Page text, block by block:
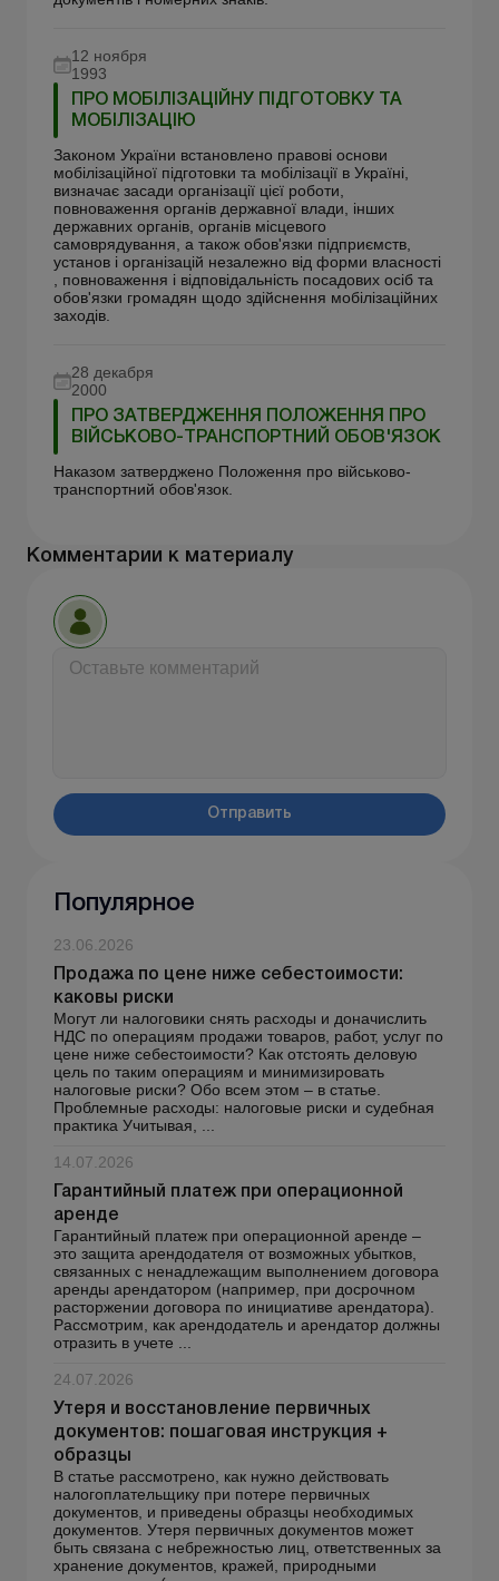
12 ноября
1993
ПРО МОБІЛІЗАЦІЙНУ ПІДГОТОВКУ ТА
МОБІЛІЗАЦІЮ
Законом України встановлено правові основи
мобілізаційної підготовки та мобілізації в Україні,
визначає засади організації цієї роботи,
повноваження органів державної влади, інших
державних органів, органів місцевого
самоврядування, а також обов'язки підприємств,
установ і організацій незалежно від форми власності
, повноваження і відповідальність посадових осіб та
обов'язки громадян щодо здійснення мобілізаційних
заходів.
28 декабря
2000
ПРО ЗАТВЕРДЖЕННЯ ПОЛОЖЕННЯ ПРО
ВІЙСЬКОВО-ТРАНСПОРТНИЙ ОБОВ'ЯЗОК
Наказом затверджено Положення про військово-
транспортний обов'язок.
Комментарии к материалу
Отправить
Популярное
23.06.2026
Продажа по цене ниже себестоимости:
каковы риски
Могут ли налоговики снять расходы и доначислить
НДС по операциям продажи товаров, работ, услуг по
цене ниже себестоимости? Как отстоять деловую
цель по таким операциям и минимизировать
налоговые риски? Обо всем этом – в статье.
Проблемные расходы: налоговые риски и судебная
практика Учитывая, ...
14.07.2026
Гарантийный платеж при операционной
аренде
Гарантийный платеж при операционной аренде –
это защита арендодателя от возможных убытков,
связанных с ненадлежащим выполнением договора
аренды арендатором (например, при досрочном
расторжении договора по инициативе арендатора).
Рассмотрим, как арендодатель и арендатор должны
отразить в учете ...
24.07.2026
Утеря и восстановление первичных
документов: пошаговая инструкция +
образцы
В статье рассмотрено, как нужно действовать
налогоплательщику при потере первичных
документов, и приведены образцы необходимых
документов. Утеря первичных документов может
быть связана с небрежностью лиц, ответственных за
хранение документов, кражей, природными